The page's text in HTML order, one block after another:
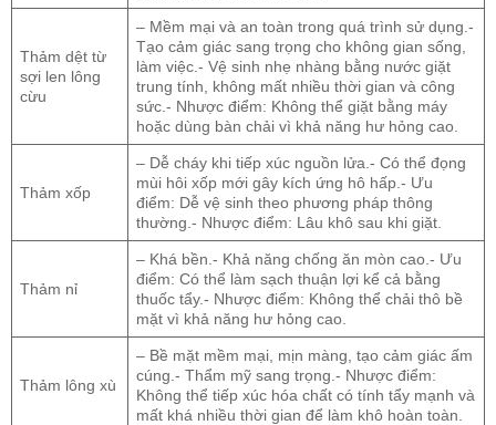
Thảm dệt từ
sợi len lông
cừu
– Mềm mại và an toàn trong quá trình sử dụng.-
Tạo cảm giác sang trọng cho không gian sống,
làm việc.- Vệ sinh nhẹ nhàng bằng nước giặt
trung tính, không mất nhiều thời gian và công
sức.- Nhược điểm: Không thể giặt bằng máy
hoặc dùng bàn chải vì khả năng hư hỏng cao.
Thảm xốp
– Dễ cháy khi tiếp xúc nguồn lửa.- Có thể đọng
mùi hôi xốp mới gây kích ứng hô hấp.- Ưu
điểm: Dễ vệ sinh theo phương pháp thông
thường.- Nhược điểm: Lâu khô sau khi giặt.
Thảm nỉ
– Khá bền.- Khả năng chống ăn mòn cao.- Ưu
điểm: Có thể làm sạch thuận lợi kể cả bằng
thuốc tẩy.- Nhược điểm: Không thể chải thô bề
mặt vì khả năng hư hỏng cao.
Thảm lông xù
– Bề mặt mềm mại, mịn màng, tạo cảm giác ấm
cúng.- Thẩm mỹ sang trọng.- Nhược điểm:
Không thể tiếp xúc hóa chất có tính tẩy mạnh và
mất khá nhiều thời gian để làm khô hoàn toàn.